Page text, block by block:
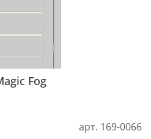
арт. 169-0066
Fog